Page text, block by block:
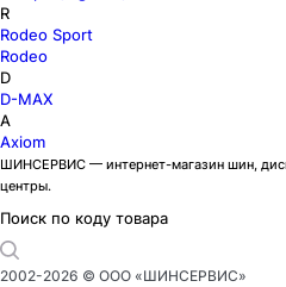
R
Rodeo Sport
Rodeo
D
D-MAX
A
Axiom
ШИНСЕРВИС — интернет-магазин шин,
центры.
Поиск по коду товара
2002-2026 © ООО «ШИНСЕРВИС»